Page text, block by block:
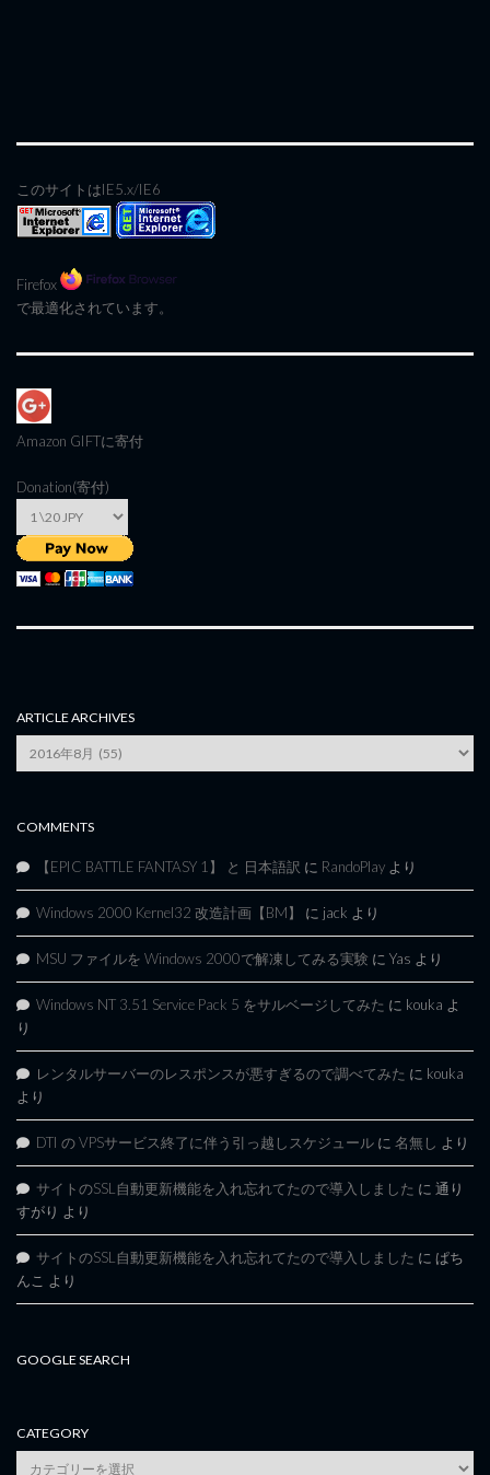
このサイトはIE5.x/IE6
Firefox
で最適化されています。
Amazon GIFTに寄付
Donation(寄付)
ARTICLE ARCHIVES
Article
Archives
COMMENTS
【EPIC BATTLE FANTASY 1】 と 日本語訳 に RandoPlay より
Windows 2000 Kernel32 改造計画【BM】 に jack より
MSU ファイルを Windows 2000で解凍してみる実験 に Yas より
Windows NT 3.51 Service Pack 5 をサルベージしてみた に kouka よ
り
レンタルサーバーのレスポンスが悪すぎるので調べてみた に kouka
より
DTI の VPSサービス終了に伴う引っ越しスケジュール に 名無し より
サイトのSSL自動更新機能を入れ忘れてたので導入しました に 通り
すがり より
サイトのSSL自動更新機能を入れ忘れてたので導入しました に ぱち
んこ より
GOOGLE SEARCH
CATEGORY
category